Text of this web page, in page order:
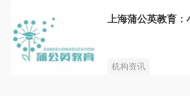
上海蒲公英教育：
机构资讯